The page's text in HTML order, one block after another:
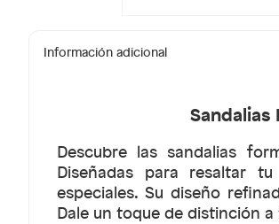
Información adicional
Descubre las sandalias
Diseñadas para resaltar
especiales. Su diseño
Dale un toque de distinción